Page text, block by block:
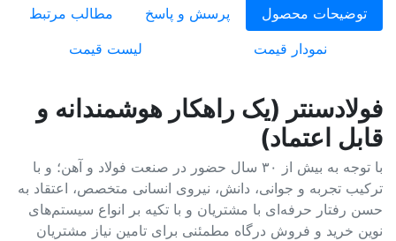
توضیحات محصول
پرسش و پاسخ
مطالب مرتبط
نمودار قیمت
لیست قیمت
فولادسنتر (یک راهکار هوشمندانه و
قابل اعتماد)
با توجه به بیش از ۳۰ سال حضور در صنعت فولاد و آهن؛ و با
ترکیب تجربه و جوانی، دانش، نیروی انسانی متخصص، اعتقاد به
حسن رفتار حرفه‌ای با مشتریان و با تکیه بر انواع سیستم‌های
نوین خرید و فروش درگاه مطمئنی برای تامین نیاز مشتریان